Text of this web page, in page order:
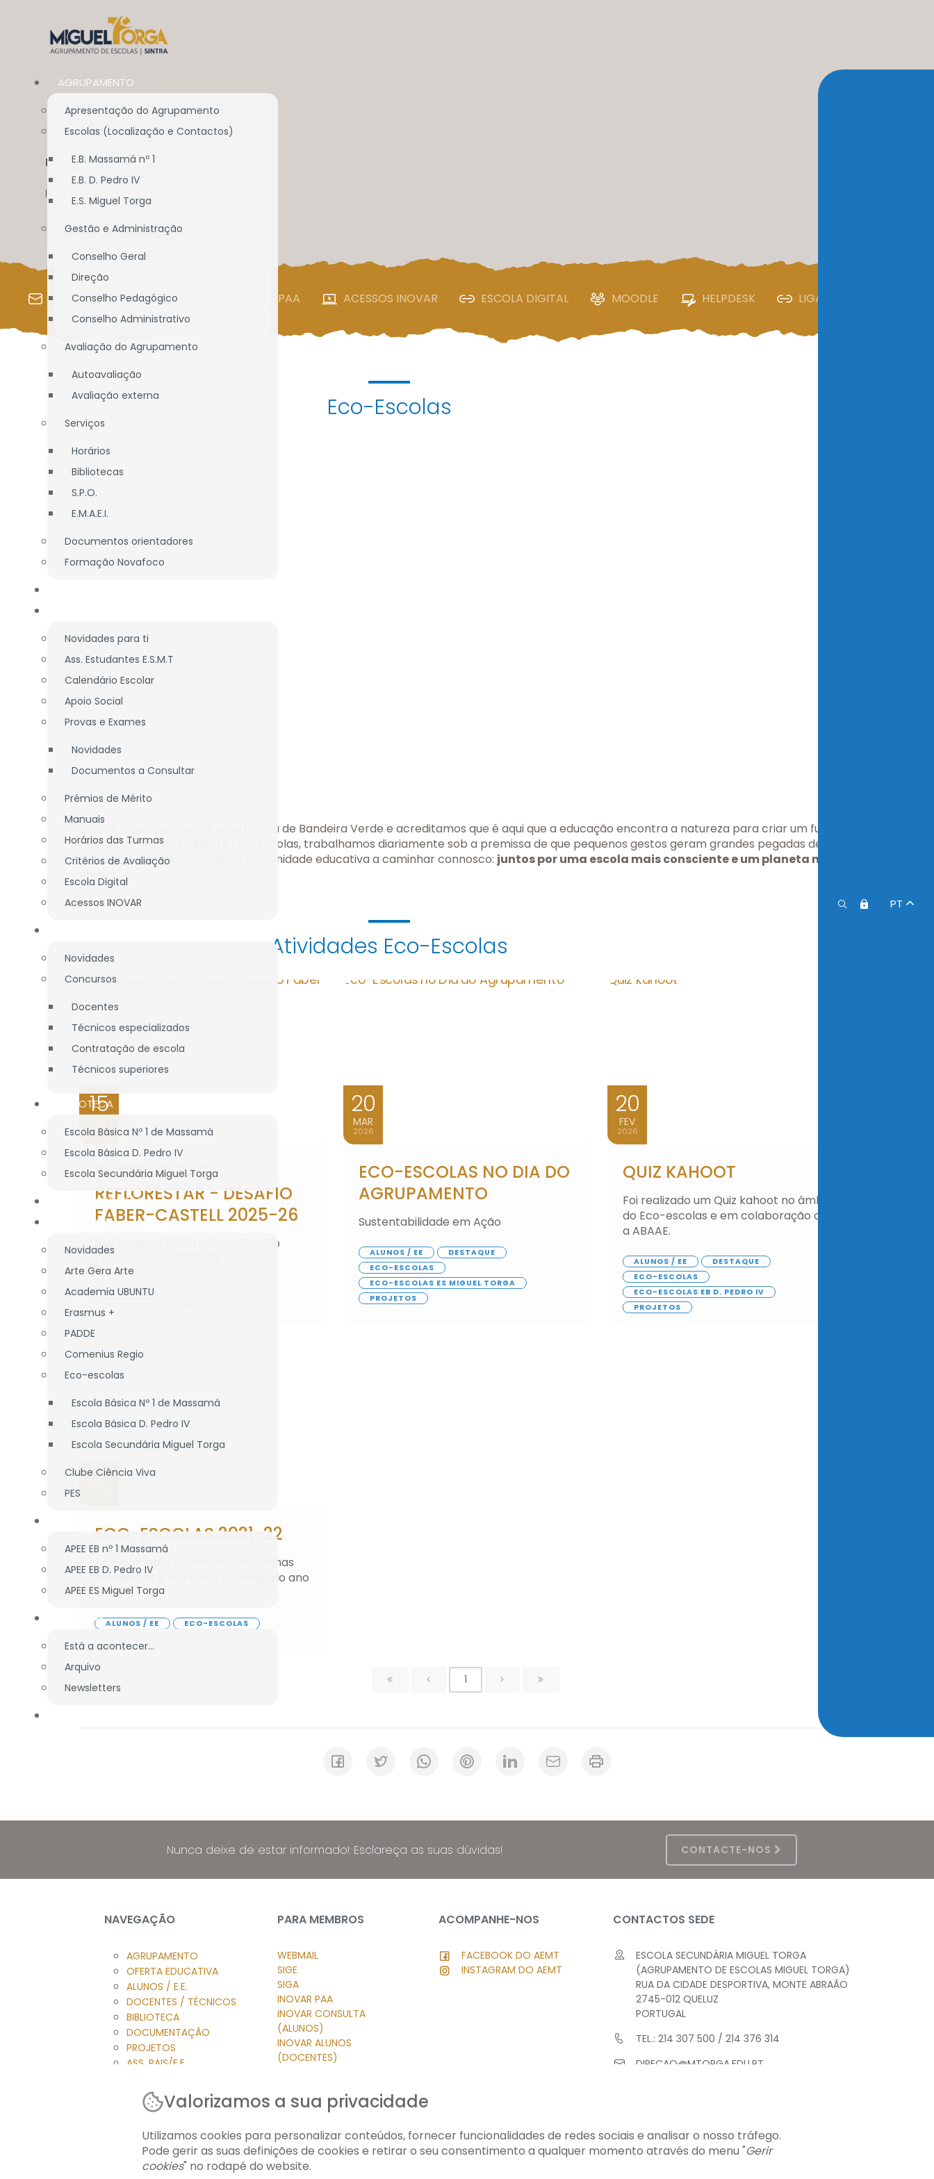
AGRUPAMENTO
Apresentação do Agrupamento
Escolas (Localização e Contactos)
E.B. Massamá nº 1
E.B. D. Pedro IV
E.S. Miguel Torga
Gestão e Administração
Conselho Geral
Direção
Conselho Pedagógico
Conselho Administrativo
Avaliação do Agrupamento
Autoavaliação
Avaliação externa
Serviços
Horários
Bibliotecas
S.P.O.
E.M.A.E.I.
Documentos orientadores
Formação Novafoco
Novidades para ti
Ass. Estudantes E.S.M.T
Calendário Escolar
Apoio Social
Provas e Exames
Novidades
Documentos a Consultar
Prémios de Mérito
Manuais
Horários das Turmas
Critérios de Avaliação
Escola Digital
Acessos INOVAR
Novidades
Concursos
Docentes
Técnicos especializados
Contratação de escola
Técnicos superiores
BIBLIOTECA
Escola Básica Nº 1 de Massamá
Escola Básica D. Pedro IV
Escola Secundária Miguel Torga
DOCUMENTAÇÃO
PROJETOS
Novidades
Arte Gera Arte
Academia UBUNTU
Erasmus +
PADDE
Comenius Regio
Eco-escolas
Escola Básica Nº 1 de Massamá
Escola Básica D. Pedro IV
Escola Secundária Miguel Torga
Clube Ciência Viva
PES
APEE EB nº 1 Massamá
APEE EB D. Pedro IV
APEE ES Miguel Torga
NOTÍCIAS
Está a acontecer...
Arquivo
Newsletters
PT
ECO-ESCOLAS
Início // Projetos
WEBMAIL SIGE PAA ACESSOS INOVAR ESCOLA DIGITAL MOODLE HELPDESK LIGAÇÕES ÚTEIS
Eco-Escolas
Somos, orgulhosamente, uma Escola de Bandeira Verde e acreditamos que é aqui que a educação encontra a natureza para criar um futuro
mais sustentável. Enquanto Eco-Escolas, trabalhamos diariamente sob a premissa de que pequenos gestos geram grandes pegadas de
mudança. Convidamos toda a comunidade educativa a caminhar connosco: juntos por uma escola mais consciente e um planeta mais
vivo.
Atividades Eco-Escolas
15
2026
ILUSTRAR PARA
REFLORESTAR - DESAFIO
FABER-CASTELL 2025-26
Ilustrar para Reflorestar - Desafio
Faber-Castell 2025-26
DESTAQUE
20
MAR
2026
ECO-ESCOLAS NO DIA DO
AGRUPAMENTO
Sustentabilidade em Ação
ALUNOS / EE
DESTAQUE
ECO-ESCOLAS
ECO-ESCOLAS ES MIGUEL TORGA
PROJETOS
20
FEV
2026
QUIZ KAHOOT
Foi realizado um Quiz kahoot no âmbito
do Eco-escolas e em colaboração com
a ABAAE.
ALUNOS / EE
DESTAQUE
ECO-ESCOLAS
ECO-ESCOLAS EB D. PEDRO IV
PROJETOS
30
ECO-ESCOLAS 2021-22
Agrupamento promove campanhas
ambientais e solidárias ao longo do ano
letivo
ALUNOS / EE
ECO-ESCOLAS
1
Nunca deixe de estar informado! Esclareça as suas dúvidas! CONTACTE-NOS
NAVEGAÇÃO
AGRUPAMENTO
OFERTA EDUCATIVA
ALUNOS / E.E.
DOCENTES / TÉCNICOS
BIBLIOTECA
DOCUMENTAÇÃO
PROJETOS
ASS. PAIS/E.E.
FORMAÇÃO ECONTENT
PARA MEMBROS
WEBMAIL
SIGE
SIGA
INOVAR PAA
INOVAR CONSULTA
(ALUNOS)
INOVAR ALUNOS
(DOCENTES)
MOODLE
ACESSO PRIVADO
ACOMPANHE-NOS
FACEBOOK DO AEMT
INSTAGRAM DO AEMT
CONTACTOS SEDE
ESCOLA SECUNDÁRIA MIGUEL TORGA
(AGRUPAMENTO DE ESCOLAS MIGUEL TORGA)
RUA DA CIDADE DESPORTIVA, MONTE ABRAÃO
2745-012 QUELUZ
PORTUGAL
TEL.: 214 307 500 / 214 376 314
DIRECAO@MTORGA.EDU.PT
Valorizamos a sua privacidade
Utilizamos cookies para personalizar conteúdos, fornecer funcionalidades de redes sociais e analisar o nosso tráfego.
Pode gerir as suas definições de cookies e retirar o seu consentimento a qualquer momento através do menu "Gerir
cookies" no rodapé do website.